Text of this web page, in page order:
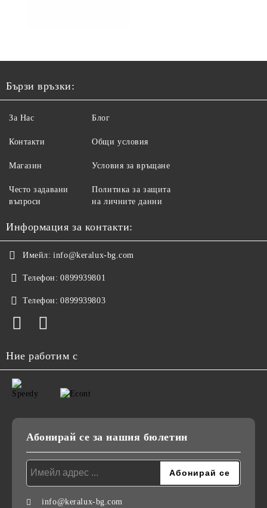
Бързи връзки:
За Нас
Контакти
Магазин
Често задавани
въпроси
Блог
Общи условия
Условия за връщане
Политика за защита
на личните данни
Информация за контакти:
Имейл: info@keralux-bg.com
Телефон: 0899939801
Телефон: 0899939803
Ние работим с
Абонирай се за нашия бюлетин
info@keralux-bg.com